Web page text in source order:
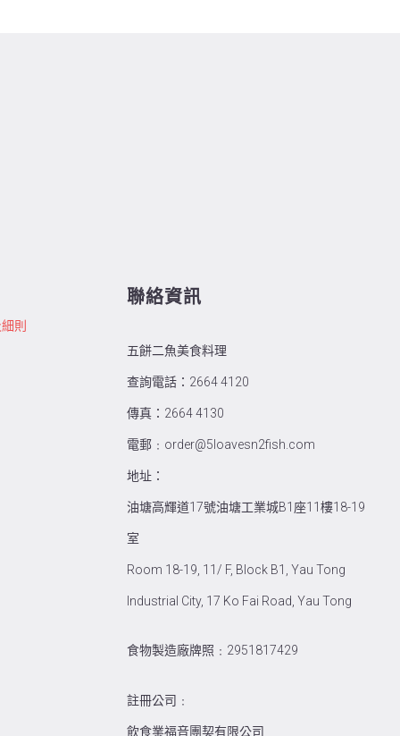
則
聯絡資訊
五餅二魚美食料理
查詢電話：2664 4120
傳真：2664 4130
電郵﹕order@5loavesn2fish.com
地址：
油塘高輝道17號油塘工業城B1座11樓18-19
室
Room 18-19, 11/ F, Block B1, Yau Tong
Industrial City, 17 Ko Fai Road, Yau Tong
食物製造廠牌照﹕2951817429
註冊公司﹕
飲食業福音團契有限公司